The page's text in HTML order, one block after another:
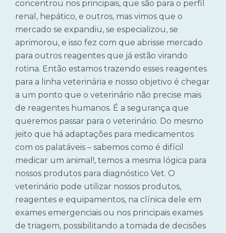
concentrou nos principais, que são para o perfil
renal, hepático, e outros, mas vimos que o
mercado se expandiu, se especializou, se
aprimorou, e isso fez com que abrisse mercado
para outros reagentes que já estão virando
rotina. Então estamos trazendo esses reagentes
para a linha veterinária e nosso objetivo é chegar
a um ponto que o veterinário não precise mais
de reagentes humanos. É a segurança que
queremos passar para o veterinário. Do mesmo
jeito que há adaptações para medicamentos
com os palatáveis – sabemos como é difícil
medicar um animal!, temos a mesma lógica para
nossos produtos para diagnóstico Vet. O
veterinário pode utilizar nossos produtos,
reagentes e equipamentos, na clínica dele em
exames emergenciais ou nos principais exames
de triagem, possibilitando a tomada de decisões